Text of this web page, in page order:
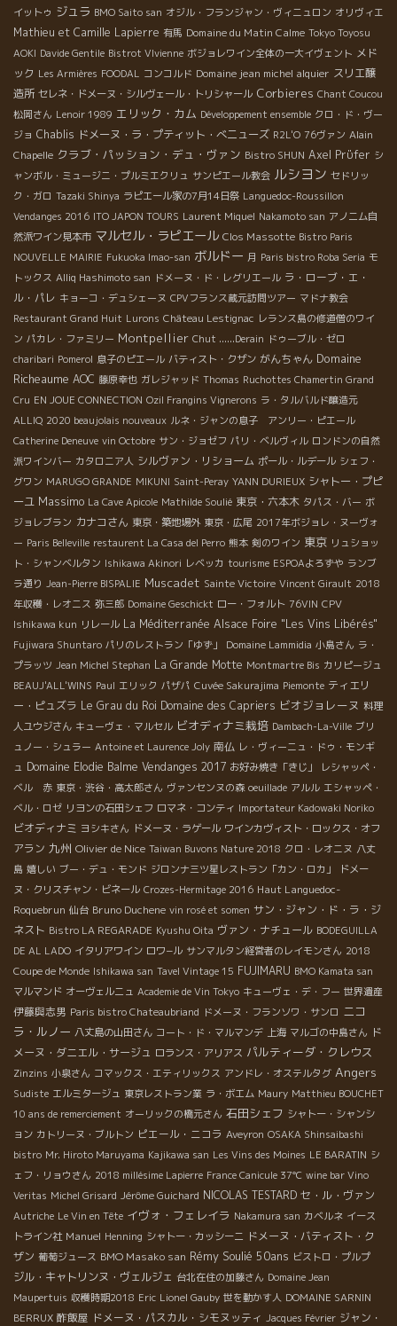
イットゥ ジュラ BMO Saito san オジル・フランジャン・ヴィニュロン オリヴィエ
Mathieu et Camille Lapierre 有馬 Domaine du Matin Calme Tokyo Toyosu
AOKI Davide Gentile Bistrot VIvienne ボジョレワイン全体の一大イヴェント メド
ック Les Armières FOODAL コンコルド Domaine jean michel alquier スリエ醸
造所 セレネ・ドメーヌ・シルヴェール・トリシャール Corbieres Chant Coucou
松岡さん Lenoir 1989 エリック・カム Développement ensemble クロ・ド・ヴー
ジョ Chablis ドメーヌ・ラ・プティット・べニューズ R2L'O 76ヴァン Alain
Chapelle クラブ・パッション・デュ・ヴァン Bistro SHUN Axel Prϋfer シ
ャンボル・ミュージニ・プルミエクリュ サンピエール教会 ルシヨン セドリッ
ク・ガロ Tazaki Shinya ラピエール家の7月14日祭 Languedoc-Roussillon
Vendanges 2016 ITO JAPON TOURS Laurent Miquel Nakamoto san アノニム自
然派ワイン見本市 マルセル・ラピエール Clos Massotte Bistro Paris
NOUVELLE MAIRIE Fukuoka Imao-san ボルドー 月 Paris bistro Roba Seria モ
トックス Alliq Hashimoto san ドメーヌ・ド・レグリエール ラ・ローブ・エ・
ル・パレ キョーコ・デュシェーヌ CPVフランス蔵元訪問ツアー マドナ教会
Restaurant Grand Huit Lurons Château Lestignac レランス島の修道僧のワイ
ン パカレ・ファミリー Montpellier Chut ......Derain ドゥーブル・ゼロ
charibari Pomerol 息子のピエール バティスト・クザン がんちゃん Domaine
Richeaume AOC 藤原幸也 ガレジャッド Thomas Ruchottes Chamertin Grand
Cru EN JOUE CONNECTION Ozil Frangins Vignerons ラ・タルバルド醸造元
ALLIQ 2020 beaujolais nouveaux ルネ・ジャンの息子 アンリー・ピエール
Catherine Deneuve vin Octobre サン・ジョゼフ パリ・ベルヴィル ロンドンの自然
派ワインバー カタロニア人 シルヴァン・リショーム ポール・ルデール シェフ・
グワン MARUGO GRANDE MIKUNI Saint-Peray YANN DURIEUX シャトー・プピ
ーユ Massimo La Cave Apicole Mathilde Soulié 東京・六本木 タパス・バー ボ
ジョレブラン カナコさん 東京・築地場外 東京・広尾 2017年ボジョレ・ヌーヴォ
ー Paris Belleville restaurent La Casa del Perro 熊本 剣のワイン 東京 リュショッ
ト・シャンベルタン Ishikawa Akinori レベッカ tourisme ESPOAよろずや ランブ
ラ通り Jean-Pierre BISPALIE Muscadet Sainte Victoire Vincent Girault 2018
年収穫・レオニス 弥三郎 Domaine Geschickt ロー・フォルト 76VIN CPV
Ishikawa kun リレール La Méditerranée Alsace Foire "Les Vins Libérés"
Fujiwara Shuntaro パリのレストラン「ゆず」 Domaine Lammidia 小島さん ラ・
プラッツ Jean Michel Stephan La Grande Motte Montmartre Bis カリピージュ
BEAUJ'ALL'WINS Paul エリック パザパ Cuvée Sakurajima Piemonte ティエリ
ー・ピュズラ Le Grau du Roi Domaine des Capriers ビオジョレーヌ 料理
人ユウジさん キューヴェ・マルセル ビオディナミ栽培 Dambach-La-Ville ブリ
ュノー・シュラー Antoine et Laurence Joly 南仏 レ・ヴィーニュ・ドゥ・モンギ
ュ Domaine Elodie Balme Vendanges 2017 お好み焼き「きじ」
レシャッペ・
ベル 赤 東京・渋谷・高太郎さん ヴァンセンヌの森 oeuillade アルル エシャッペ・
ベル・ロゼ リヨンの石田シェフ ロマネ・コンティ Importateur Kadowaki Noriko
ビオディナミ ヨシキさん ドメーヌ・ラゲール ワインカヴィスト・ロックス・オフ
アラン 九州 Olivier de Nice Taiwan Buvons Nature 2018 クロ・レオニヌ 八丈
島 嬉しい ブー・デュ・モンド ジロンナ三ツ星レストラン「カン・ロカ」
ドメー
ヌ・クリスチャン・ビネール Crozes-Hermitage 2016 Haut Languedoc-
Roquebrun 仙台 Bruno Duchene vin rosé et somen サン・ジャン・ド・ラ・ジ
ネスト Bistro LA REGARADE Kyushu Oita ヴァン・ナチュール BODEGUILLA
DE AL LADO イタリアワイン ロワ−ル サンマルタン経営者のレイモンさん 2018
Coupe de Monde Ishikawa san Tavel Vintage 15 FUJIMARU BMO Kamata san
マルマンド オーヴェルニュ Academie de Vin Tokyo キューヴェ・デ・フー 世界遺産
伊藤與志男 Paris bistro Chateaubriand ドメーヌ・フランソワ・サンロ ニコ
ラ・ルノー 八丈島の山田さん コート・ド・マルマンデ 上海 マルゴの中島さん ド
メーヌ・ダニエル・サージュ ロランス・アリアス パルティーダ・クレウス
Zinzins 小泉さん コマックス・エティリックス アンドレ・オステルタグ Angers
Sudiste エルミタージュ 東京レストラン業 ラ・ボエム Maury Matthieu BOUCHET
10 ans de remerciement オーリックの橋元さん 石田シェフ シャトー・シャンシ
ョン カトリーヌ・ブルトン ピエール・ニコラ Aveyron OSAKA Shinsaibashi
bistro Mr. Hiroto Maruyama Kajikawa san Les Vins des Moines LE BARATIN シ
ェフ・リョウさん 2018 millésime Lapierre France Canicule 37℃ wine bar Vino
Veritas Michel Grisard Jérôme Guichard NICOLAS TESTARD セ・ル・ヴァン
Autriche Le Vin en Tête イヴォ・フェレイラ Nakamura san カベルネ イース
トライン社 Manuel Henning シャトー・カッシーニ ドメーヌ・バティスト・ク
ザン 葡萄ジュース BMO Masako san Rémy Soulié 50ans ビストロ・プルプ
ジル・キャトリンヌ・ヴェルジェ 台北在住の加藤さん Domaine Jean
Maupertuis 収穫時期2018 Eric Lionel Gauby 世を動かす人 DOMAINE SARNIN
BERRUX 酢飯屋 ドメーヌ・パスカル・シモヌッティ Jacques Février ジャン・